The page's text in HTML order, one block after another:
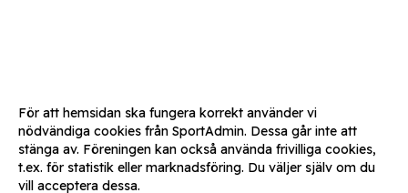
För att hemsidan ska fungera korrekt använder vi
nödvändiga cookies från SportAdmin. Dessa går inte att
stänga av. Föreningen kan också använda frivilliga cookies,
t.ex. för statistik eller marknadsföring. Du väljer själv om du
vill acceptera dessa.